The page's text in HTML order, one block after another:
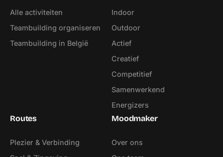
Alle activiteiten
Teambuilding organiseren
Teambuilding in België
Indoor
Outdoor
Actief
Creatief
Competitief
Samenwerkend
Energizers
Routes
Plezier & Verbinding
Moodmaker
Over ons